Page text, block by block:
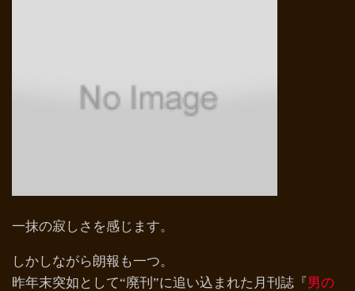
一抹の寂しさを感じます。
しかしながら朗報も一つ。
昨年末突如として“廃刊”に追い込まれた月刊誌『男の